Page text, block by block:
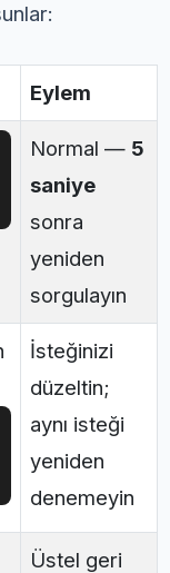
Eylem
Normal — 5
saniye
sonra
yeniden
sorgulayın
İsteğinizi
düzeltin;
aynı isteği
yeniden
denemeyin
Üstel geri